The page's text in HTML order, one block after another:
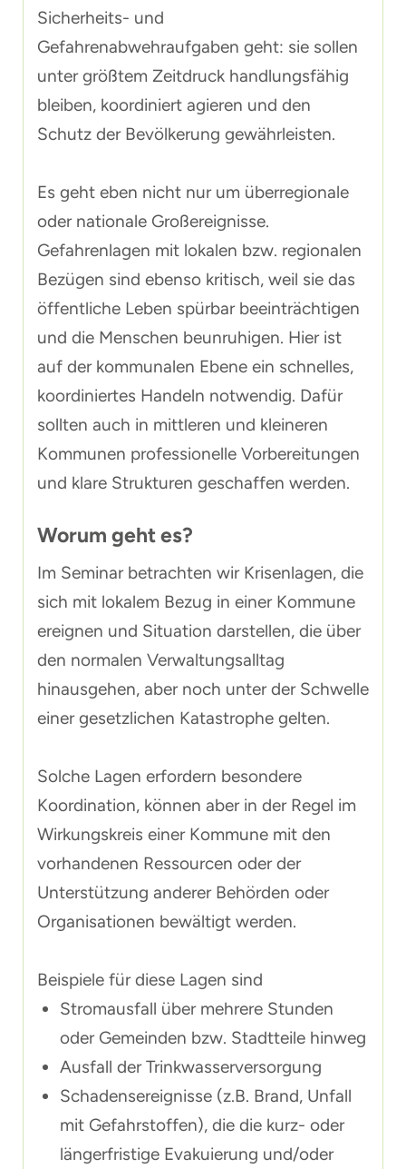
Sicherheits- und
Gefahrenabwehraufgaben geht: sie sollen
unter größtem Zeitdruck handlungsfähig
bleiben, koordiniert agieren und den
Schutz der Bevölkerung gewährleisten.
Es geht eben nicht nur um überregionale
oder nationale Großereignisse.
Gefahrenlagen mit lokalen bzw. regionalen
Bezügen sind ebenso kritisch, weil sie das
öffentliche Leben spürbar beeinträchtigen
und die Menschen beunruhigen. Hier ist
auf der kommunalen Ebene ein schnelles,
koordiniertes Handeln notwendig. Dafür
sollten auch in mittleren und kleineren
Kommunen professionelle Vorbereitungen
und klare Strukturen geschaffen werden.
Worum geht es?
Im Seminar betrachten wir Krisenlagen, die
sich mit lokalem Bezug in einer Kommune
ereignen und Situation darstellen, die über
den normalen Verwaltungsalltag
hinausgehen, aber noch unter der Schwelle
einer gesetzlichen Katastrophe gelten.
Solche Lagen erfordern besondere
Koordination, können aber in der Regel im
Wirkungskreis einer Kommune mit den
vorhandenen Ressourcen oder der
Unterstützung anderer Behörden oder
Organisationen bewältigt werden.
Beispiele für diese Lagen sind
Stromausfall über mehrere Stunden
oder Gemeinden bzw. Stadtteile hinweg
Ausfall der Trinkwasserversorgung
Schadensereignisse (z.B. Brand, Unfall
mit Gefahrstoffen), die die kurz- oder
längerfristige Evakuierung und/oder